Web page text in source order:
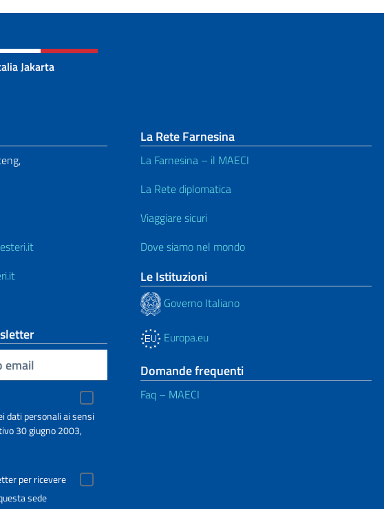
Jakarta
dati personali ai sensi
30 giugno 2003,
per ricevere
sede
La Rete Farnesina
La Farnesina – il MAECI
La Rete diplomatica
Viaggiare sicuri
Dove siamo nel mondo
Le Istituzioni
Governo Italiano
Europa.eu
Domande frequenti
Faq – MAECI